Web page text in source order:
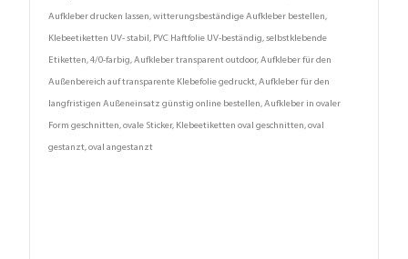
Aufkleber drucken lassen, witterungsbeständige Aufkleber bestellen,
Klebeetiketten UV- stabil, PVC Haftfolie UV-beständig, selbstklebende
Etiketten, 4/0-farbig, Aufkleber transparent outdoor, Aufkleber für den
Außenbereich auf transparente Klebefolie gedruckt, Aufkleber für den
langfristigen Außeneinsatz günstig online bestellen, Aufkleber in ovaler
Form geschnitten, ovale Sticker, Klebeetiketten oval geschnitten, oval
gestanzt, oval angestanzt